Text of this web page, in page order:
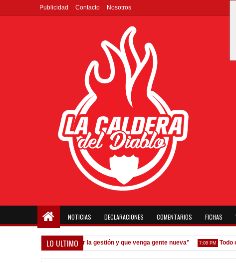
Publicidad Contacto Nosotros
NOTICIAS DECLARACIONES COMENTARIOS FICHAS
LO ULTIMO
Seoane: "Prefiero dejar la gestión y que venga gente nueva" 7:08 PM Todo